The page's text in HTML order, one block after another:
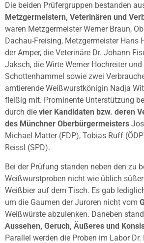
Die beiden Prüfergruppen bestanden
Metzgermeistern, Veterinären und
waren Metzgermeister Werner Braun,
Dachau-Freising, Metzgermeister Hans
der Amper, die Veterinäre Dr. Johann
Jaksch, die Wirte Werner Hochreiter
Schottenhammel sowie zwei
amtierende Weißwurstkönigin Nadja
fleißig mit. Prominente Unterstützung
durch die vier Kandidaten bzw. deren
des Münchner Oberbürgermeisters
Michael Matter (FDP), Tobias Ruff
Reissl (SPD).
Bei der Prüfung standen neben den zu
Weißwurstproben nicht wie üblich
Weißbier auf dem Tisch. Es gab
um die Gaumen der Juroren nicht vom
Weißwürste abzulenken. Daneben
Aussehen, Geruch, Äußeres und
Parallel werden die Proben im Labor